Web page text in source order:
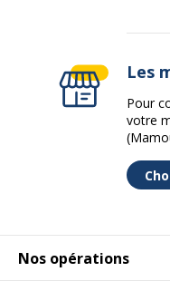
Nos opérations
Les
Pour
votre